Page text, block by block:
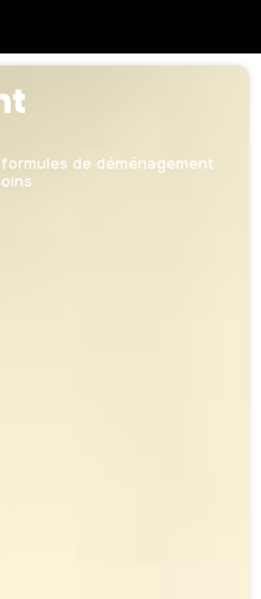
de déménagement